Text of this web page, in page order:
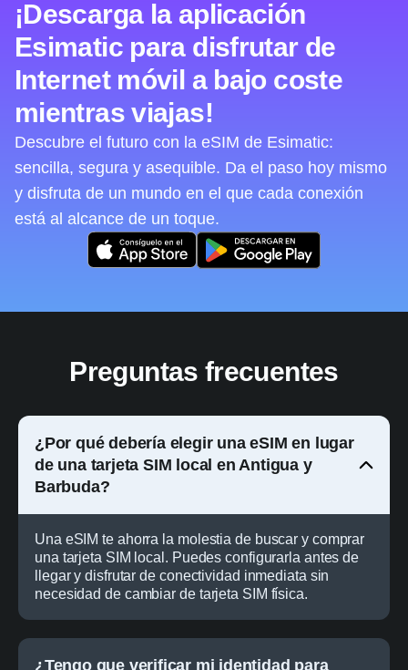
¡Descarga la aplicación
Esimatic para disfrutar de
Internet móvil a bajo coste
mientras viajas!
Descubre el futuro con la eSIM de Esimatic:
sencilla, segura y asequible. Da el paso hoy mismo
y disfruta de un mundo en el que cada conexión
está al alcance de un toque.
Preguntas frecuentes
¿Por qué debería elegir una eSIM en lugar
de una tarjeta SIM local en Antigua y
Barbuda?
Una eSIM te ahorra la molestia de buscar y comprar
una tarjeta SIM local. Puedes configurarla antes de
llegar y disfrutar de conectividad inmediata sin
necesidad de cambiar de tarjeta SIM física.
¿Tengo que verificar mi identidad para